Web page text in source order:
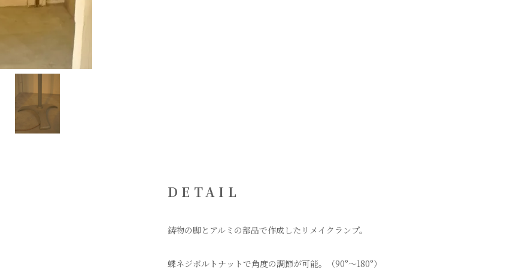
DETAIL
鋳物の脚とアルミの部品で作成したリメイクランプ。
蝶ネジボルトナットで角度の調節が可能。（90°〜180°）